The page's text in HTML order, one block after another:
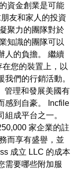
資金創業是可能
友和家人的投資
聚力的團隊對於
知識的團隊可以
人的負擔。 繼續
您的裝置上，以
們的行銷活動。
管理和發展美國有
感到自豪。 Incfile
成平台之一。
家企業的註
而享有盛譽，並
成立 LLC 的成本
需要哪些附加服